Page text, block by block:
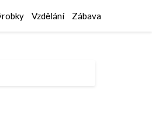
Vzdělání Zábava